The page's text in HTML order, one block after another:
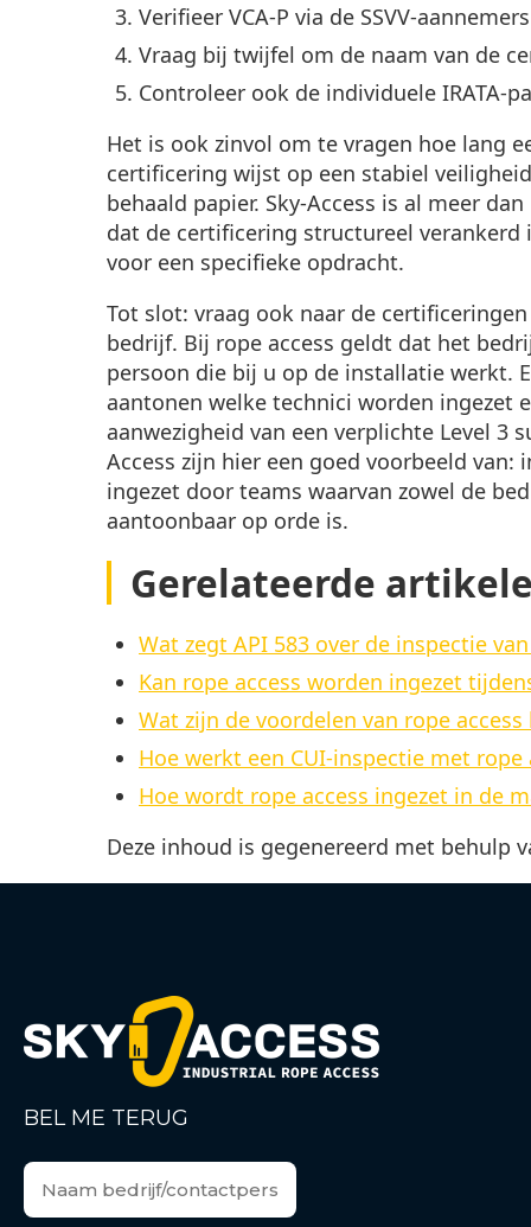
Verifieer VCA-P via de SSVV-
Vraag bij twijfel om de naam van de
Controleer ook de individuele IRATA-
Het is ook zinvol om te vragen hoe lang
certificering wijst op een stabiel
behaald papier. Sky-Access is al meer
dat de certificering structureel
voor een specifieke opdracht.
Tot slot: vraag ook naar de
bedrijf. Bij rope access geldt dat het
persoon die bij u op de installatie werkt.
aantonen welke technici worden ingezet
aanwezigheid van een verplichte Level 3
Access zijn hier een goed voorbeeld
ingezet door teams waarvan zowel de
aantoonbaar op orde is.
Gerelateerde
Wat zegt API 583 over de inspectie
Kan rope access worden ingezet
Wat zijn de voordelen van rope
Hoe werkt een CUI-inspectie met rope
Hoe wordt rope access ingezet in de
Deze inhoud is gegenereerd met behulp
BEL ME TERUG